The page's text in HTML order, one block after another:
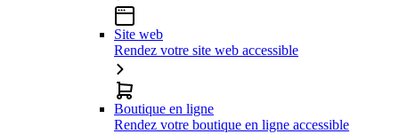
Site web
Rendez votre site web accessible
Boutique en ligne
Rendez votre boutique en ligne accessible